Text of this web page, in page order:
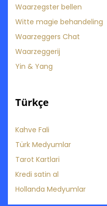
Waarzegster bellen
Witte magie behandeling
Waarzeggers Chat
Waarzeggerij
Yin & Yang
Türkçe
Kahve Fali
Türk Medyumlar
Tarot Kartlari
Kredi satin al
Hollanda Medyumlar